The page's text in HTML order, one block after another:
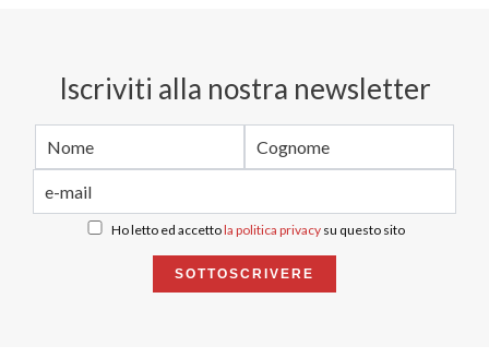
Iscriviti alla nostra newsletter
Ho letto ed accettola politica privacysu questo sito
SOTTOSCRIVERE